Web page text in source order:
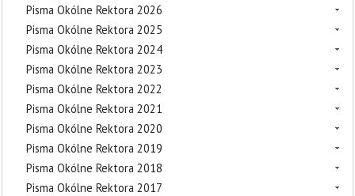
Pisma Okólne Rektora 2026
Pisma Okólne Rektora 2025
Pisma Okólne Rektora 2024
Pisma Okólne Rektora 2023
Pisma Okólne Rektora 2022
Pisma Okólne Rektora 2021
Pisma Okólne Rektora 2020
Pisma Okólne Rektora 2019
Pisma Okólne Rektora 2018
Pisma Okólne Rektora 2017